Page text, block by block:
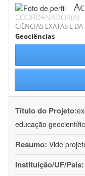
COORDENADOR(A)
CIÊNCIAS EXATAS E DA
Geociências
Título do Projeto:
educação
Resumo: Vide
Instituição/UF/País: